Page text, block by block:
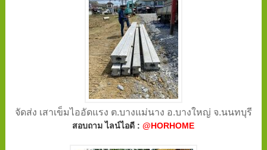
จัดส่ง เสาเข็มไออัดแรง ต.บางแม่นาง อ.บางใหญ่ จ.นนทบุรี
สอบถาม ไลน์ไอดี :@HORHOME